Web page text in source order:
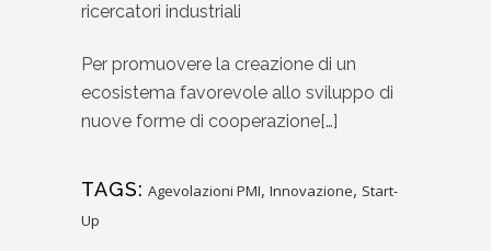
ricercatori industriali
Per promuovere la creazione di un
ecosistema favorevole allo sviluppo di
nuove forme di cooperazione[…]
TAGS: Agevolazioni PMI, Innovazione, Start-
Up